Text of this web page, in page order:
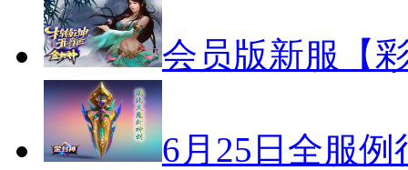
会员版新服【
6月25日全服